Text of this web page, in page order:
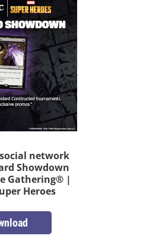
network
Showdown
Gathering® |
Heroes